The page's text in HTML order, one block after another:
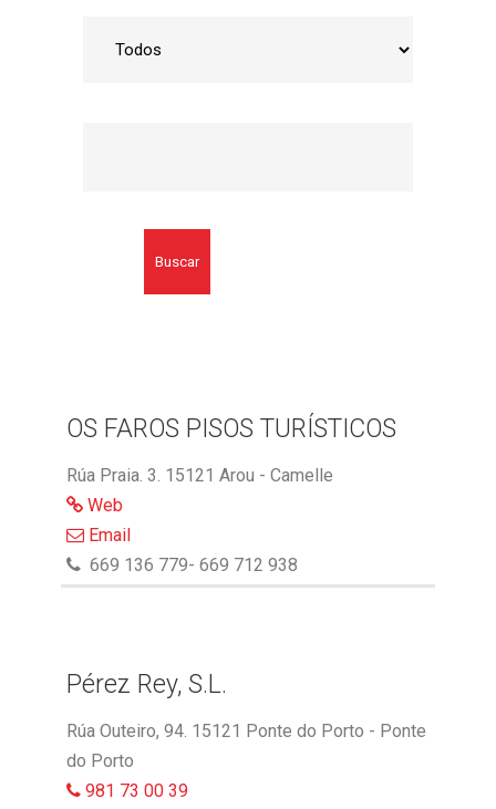
Buscar
OS FAROS PISOS TURÍSTICOS
Rúa Praia. 3. 15121 Arou - Camelle
Web
Email
669 136 779- 669 712 938
Pérez Rey, S.L.
Rúa Outeiro, 94. 15121 Ponte do Porto - Ponte
do Porto
981 73 00 39